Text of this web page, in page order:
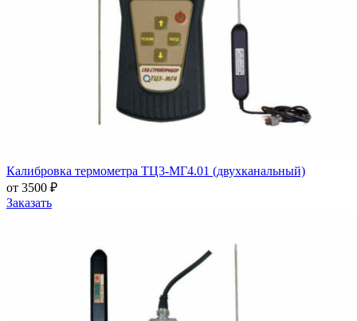
Калибровка термометра ТЦ3-МГ4.01 (двухканальный)
от 3500 ₽
Заказать